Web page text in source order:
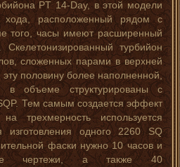
PT 14-Day, в этой модели
хода, расположенный рядом с
того, часы имеют расширенный
турбийон
сложенных парами в верхней
половину более наполненной,
в объеме структурированы с
Тем самым создается эффект
трехмерность используется
изготовления одного 2260 SQ
фаски нужно 10 часов и
чертежи, а также 40